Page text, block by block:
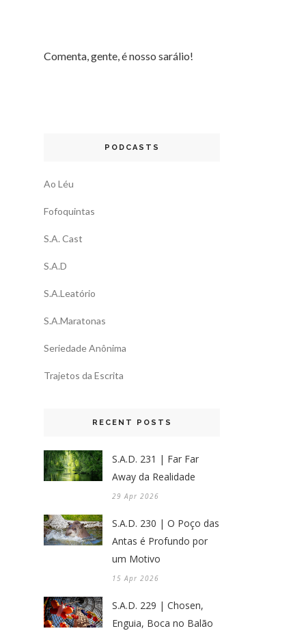
Comenta, gente, é nosso sarálio!
PODCASTS
Ao Léu
Fofoquintas
S.A. Cast
S.A.D
S.A.Leatório
S.A.Maratonas
Seriedade Anônima
Trajetos da Escrita
RECENT POSTS
S.A.D. 231 | Far Far
Away da Realidade
29 Apr 2026
S.A.D. 230 | O Poço das
Antas é Profundo por
um Motivo
15 Apr 2026
S.A.D. 229 | Chosen,
Enguia, Boca no Balão